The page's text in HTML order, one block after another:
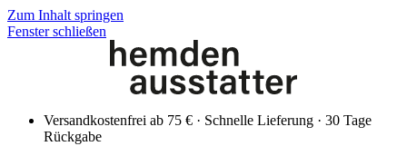
Zum Inhalt springen
Fenster schließen
Versandkostenfrei ab 75 € · Schnelle Lieferung · 30 Tage
Rückgabe